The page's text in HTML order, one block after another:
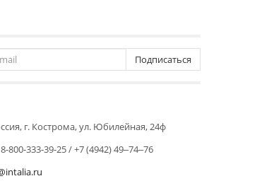
Подписаться
г. Кострома, ул. Юбилейная, 24ф
8-800-333-39-25 / +7 (4942) 49‒74‒76